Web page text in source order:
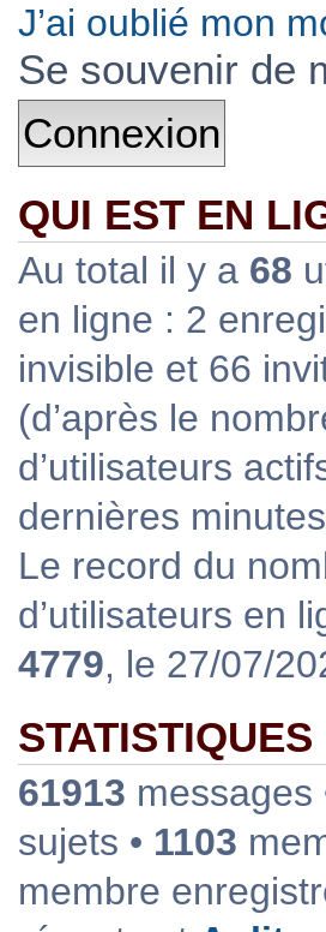
J’ai oublié mon
Se souvenir de
QUI EST EN
Au total il y a 68
en ligne : 2
invisible et 66
(d’après le
d’utilisateurs
dernières
Le record du
d’utilisateurs en
4779, le 27/07/
STATISTIQUES
61913 messages
sujets • 1103
membre